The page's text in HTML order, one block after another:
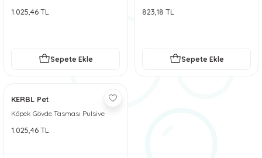
1.025,46 TL
Sepete Ekle
823,18 TL
Sepete Ekle
KERBL Pet
Köpek Gövde Tasması Pulsive
- M
1.025,46 TL